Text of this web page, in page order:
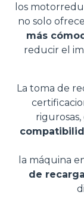
los
no solo
más
reducir el
La toma de
la máquina
de